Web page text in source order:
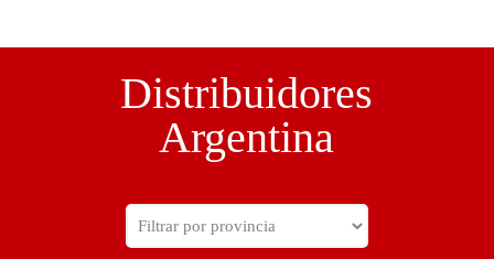
Distribuidores
Argentina